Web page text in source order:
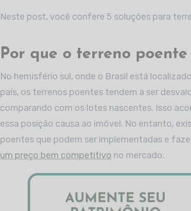
Neste post, você confere 5 soluções para
Por que o terreno
No hemisfério sul, onde o Brasil está
país, os terrenos poentes tendem a ser
comparando com os lotes nascentes. Isso
essa posição causa ao imóvel. No entanto,
poentes que podem ser implementadas e
um preço bem competitivo no mercado.